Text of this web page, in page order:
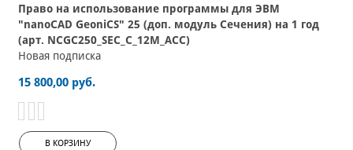
Право на использование программы для ЭВМ
"nanoCAD GeoniCS" 25 (доп. модуль Сечения) на 1 год
(арт. NCGC250_SEC_C_12M_ACC)
Новая подписка
15 800,00 руб.
В КОРЗИНУ